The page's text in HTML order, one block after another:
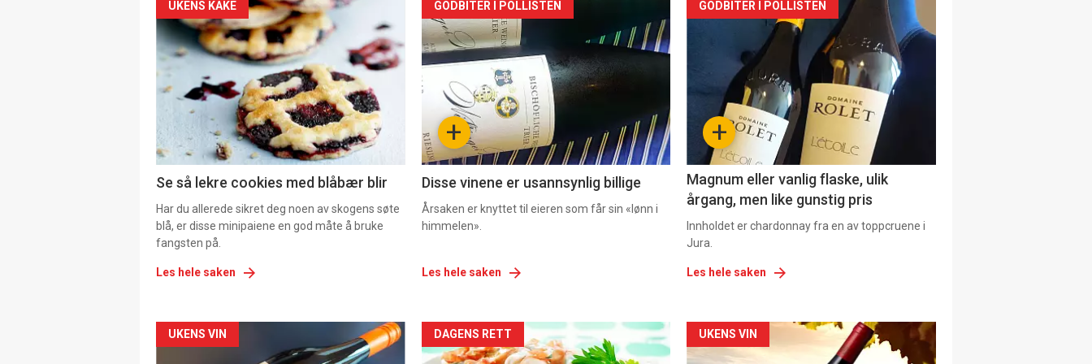
UKENS KAKE
Se så lekre cookies med blåbær blir
Har du allerede sikret deg noen av skogens søte
blå, er disse minipaiene en god måte å bruke
fangsten på.
Les hele saken
Forsiden
akkurat
nå
2 +
GODBITER I POLLISTEN
Disse vinene er usannsynlig billige
Årsaken er knyttet til eieren som får sin «lønn i
himmelen».
Les hele saken
Forsiden
akkurat
nå
+
GODBITER I POLLISTEN
Magnum eller vanlig flaske, ulik
årgang, men like gunstig pris
Innholdet er chardonnay fra en av toppcruene i
Jura.
Les hele saken
Forsiden
UKENS VIN
Forsiden
DAGENS RETT
Forsiden
UKENS VIN